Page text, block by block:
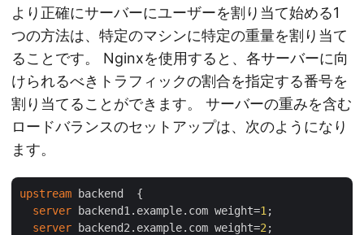
より正確にサーバーにユーザーを割り当て始める1
つの方法は、特定のマシンに特定の重量を割り当て
ることです。 Nginxを使用すると、各サーバーに向
けられるべきトラフィックの割合を指定する番号を
割り当てることができます。 サーバーの重みを含む
ロードバランスのセットアップは、次のようになり
ます。
upstream backend  {
server backend1.example.com weight=1 ;
server backend2.example.com weight=2 ;